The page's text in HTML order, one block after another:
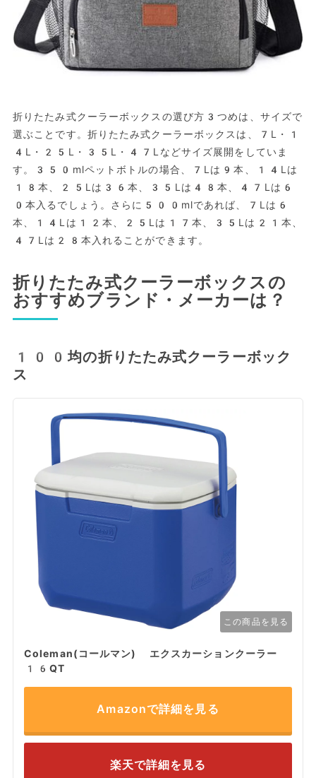
折りたたみ式クーラーボックスの選び方3つめは、サイズで
選ぶことです。折りたたみ式クーラーボックスは、7L・1
4L・25L・35L・47Lなどサイズ展開をしていま
す。350mlペットボトルの場合、7Lは9本、14Lは
18本、25Lは36本、35Lは48本、47Lは6
0本入るでしょう。さらに500mlであれば、7Lは6
本、14Lは12本、25Lは17本、35Lは21本、
47Lは28本入れることができます。
折りたたみ式クーラーボックスの
おすすめブランド・メーカーは？
100均の折りたたみ式クーラーボック
ス
この商品を見る
Coleman(コールマン) エクスカーションクーラー
16QT
Amazonで詳細を見る
楽天で詳細を見る